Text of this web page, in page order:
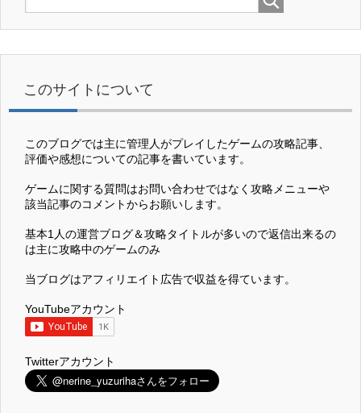
このサイトについて
このブログでは主に管理人がプレイしたゲームの攻略記事、
評価や感想についての記事を書いています。
ゲームに関する質問はお問い合わせではなく攻略メニューや
該当記事のコメントからお願いします。
基本1人の運営ブログ＆攻略タイトルが多いので返信出来るの
は主に攻略中のゲームのみ
当ブログはアフィリエイト広告で収益を得ています。
YouTubeアカウント
Twitterアカウント